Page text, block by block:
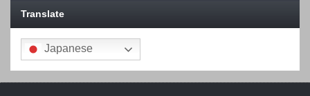
Translate
Japanese